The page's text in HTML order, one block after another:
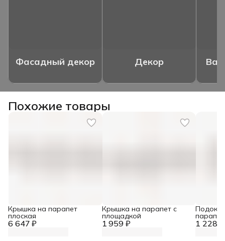
Фасадный декор Декор
Похожие товары
6 647 ₽
Крышка на парапет
плоская
1 959 ₽
Крышка на парапет с
площадкой
1 228 ₽
парапет